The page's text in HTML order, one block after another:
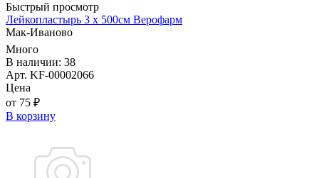
Быстрый просмотр
Лейкопластырь 3 х 500см Верофарм
Мак-Иваново
Много
В наличии: 38
Арт. KF-00002066
Цена
от 75 ₽
В корзину